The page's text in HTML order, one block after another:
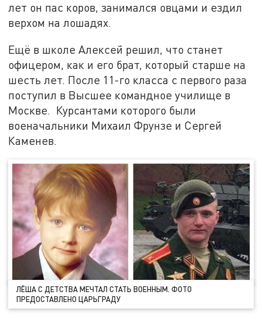
лет он пас коров, занимался овцами и ездил
верхом на лошадях.
Ещё в школе Алексей решил, что станет
офицером, как и его брат, который старше на
шесть лет. После 11-го класса с первого раза
поступил в Высшее командное училище в
Москве. Курсантами которого были
военачальники Михаил Фрунзе и Сергей
Каменев.
ЛЁША С ДЕТСТВА МЕЧТАЛ СТАТЬ ВОЕННЫМ. ФОТО
ПРЕДОСТАВЛЕНО ЦАРЬГРАДУ